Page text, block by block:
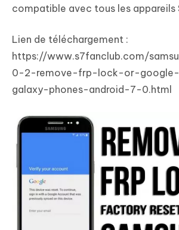
compatible avec tous les appareils
Lien de téléchargement :
https://www.s7fanclub.com/
0-2-remove-frp-lock-or-
galaxy-phones-android-7-0.html